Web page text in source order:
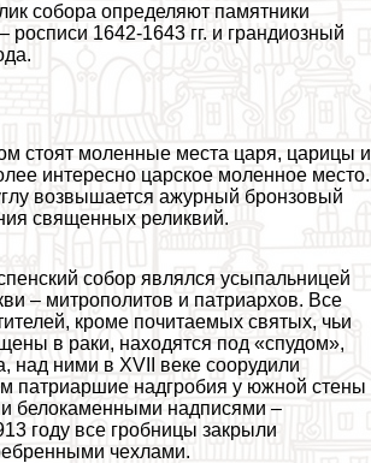
собора определяют памятники
росписи 1642-1643 гг. и грандиозный
стоят моленные места царя, царицы и
интересно царское моленное место.
возвышается ажурный бронзовый
священных реликвий.
собор являлся усыпальницей
– митрополитов и патриархов. Все
кроме почитаемых святых, чьи
в paки, находятся под «спудом»,
над ними в XVII веке соорудили
патриаршие надгробия у южной стены
белокаменными надписями –
году все гробницы закрыли
чехлами.